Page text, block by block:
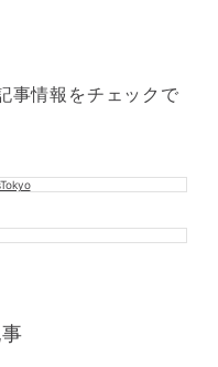
事情報をチェックで